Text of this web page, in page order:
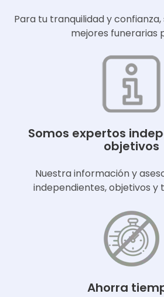
Para tu tranquilidad y
mejores funerarias
Somos expertos
objetivos
Nuestra información y
independientes, objetivos y
Ahorra